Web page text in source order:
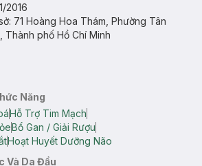
2016
71 Hoàng Hoa Thám, Phường Tân
Thành phố Hồ Chí Minh
Năng
Hỗ Trợ Tim Mạch
Bổ Gan / Giải Rượu
Hoạt Huyết Dưỡng Não
Và Da Đầu